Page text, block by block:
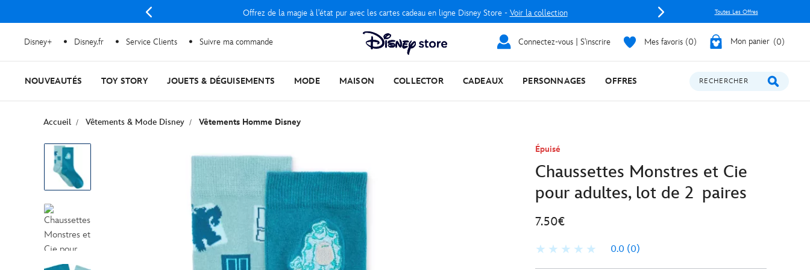
Offrez de la magie à l'état pur avec les cartes cadeau en ligne Disney Store - Voir la collection Toutes Les Offres
Disney+ Disney.fr Service Clients Suivre ma commande Connectez-vous | S'inscrire Mes favoris 0 Mon panier 0
NOUVEAUTÉS TOY STORY JOUETS & DÉGUISEMENTS MODE MAISON COLLECTOR CADEAUX PERSONNAGES OFFRES RECHERCHER
Accueil Vêtements & Mode Disney Vêtements Homme Disney
Épuisé
Chaussettes Monstres et Cie
pour adultes, lot de 2 paires
7.50€
0.0 (0)